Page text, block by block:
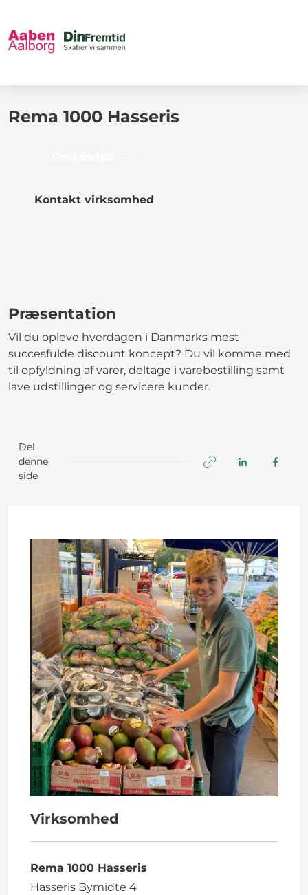
Rema 1000 Hasseris
Kontakt virksomhed
Præsentation
Vil du opleve hverdagen i Danmarks mest
succesfulde discount koncept? Du vil komme med
til opfyldning af varer, deltage i varebestilling samt
lave udstillinger og servicere kunder.
Del
denne
side
Virksomhed
Rema 1000 Hasseris
Hasseris Bymidte 4